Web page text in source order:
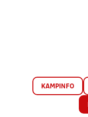
KAMPINFO